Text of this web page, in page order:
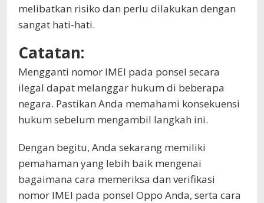
melibatkan risiko dan perlu dilakukan dengan
sangat hati-hati.
Catatan:
Mengganti nomor IMEI pada ponsel secara
ilegal dapat melanggar hukum di beberapa
negara. Pastikan Anda memahami konsekuensi
hukum sebelum mengambil langkah ini.
Dengan begitu, Anda sekarang memiliki
pemahaman yang lebih baik mengenai
bagaimana cara memeriksa dan verifikasi
nomor IMEI pada ponsel Oppo Anda, serta cara